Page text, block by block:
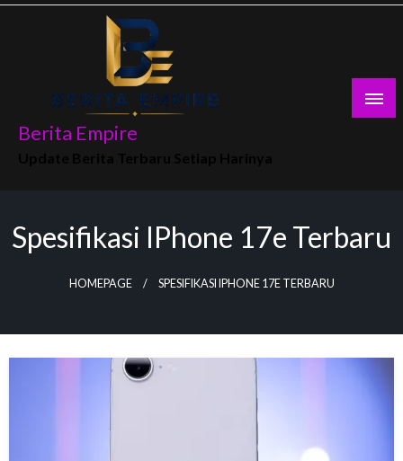
Skip
Berita Empire
Spesifikasi IPhone 17e Terbaru
HOMEPAGE SPESIFIKASI IPHONE 17E TERBARU